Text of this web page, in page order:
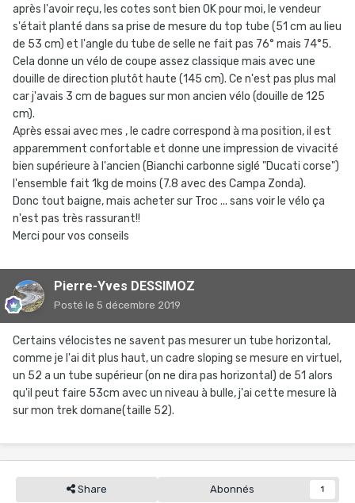
après l'avoir reçu, les cotes sont bien OK pour moi, le vendeur
s'était planté dans sa prise de mesure du top tube (51 cm au lieu
de 53 cm) et l'angle du tube de selle ne fait pas 76° mais 74°5.
Cela donne un vélo de coupe assez classique mais avec une
douille de direction plutôt haute (145 cm). Ce n'est pas plus mal
car j'avais 3 cm de bagues sur mon ancien vélo (douille de 125
cm).
Après essai avec mes , le cadre correspond à ma position, il est
apparemment confortable et donne une impression de vivacité
bien supérieure à l'ancien (Bianchi carbonne siglé "Ducati corse")
l'ensemble fait 1kg de moins (7.8 avec des Campa Zonda).
Donc tout baigne, mais acheter sur Troc ... sans voir le vélo ça
n'est pas très rassurant!!
Merci pour vos conseils
Pierre-Yves DESSIMOZ
Posté le 5 décembre 2019
Certains vélocistes ne savent pas mesurer un tube horizontal,
comme je l'ai dit plus haut, un cadre sloping se mesure en virtuel,
un 52 a un tube supérieur (on ne dira pas horizontal) de 51 alors
qu'il peut faire 53cm avec un niveau à bulle, j'ai cette mesure là
sur mon trek domane(taille 52).
Share Abonnés 1